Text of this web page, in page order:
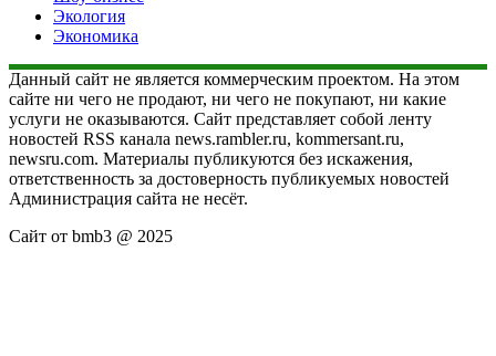
Экология
Экономика
Данный сайт не является коммерческим проектом. На этом
сайте ни чего не продают, ни чего не покупают, ни какие
услуги не оказываются. Сайт представляет собой ленту
новостей RSS канала news.rambler.ru, kommersant.ru,
newsru.com. Материалы публикуются без искажения,
ответственность за достоверность публикуемых новостей
Администрация сайта не несёт.
Сайт от bmb3 @ 2025